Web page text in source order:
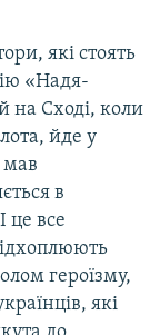
які стоять
«Надя-
на Сході, коли
йде у
мав
в
це все
героїзму,
які